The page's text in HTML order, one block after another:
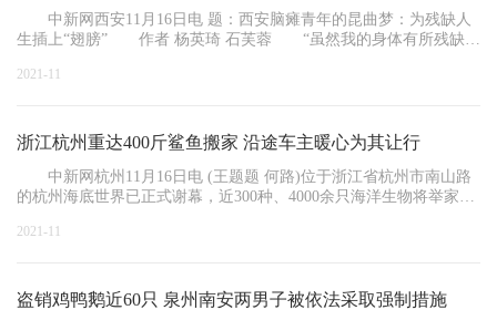
中新网西安11月16日电 题：西安脑瘫青年的昆曲梦：为残缺人
生插上“翅膀” 作者 杨英琦 石芙蓉 “虽然我的身体有所残缺，
2021-11
浙江杭州重达400斤鲨鱼搬家 沿途车主暖心为其让行
中新网杭州11月16日电 (王题题 何路)位于浙江省杭州市南山路
的杭州海底世界已正式谢幕，近300种、4000余只海洋生物将举家搬
2021-11
盗销鸡鸭鹅近60只 泉州南安两男子被依法采取强制措施